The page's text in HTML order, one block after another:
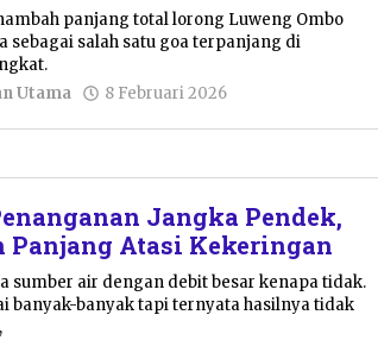
panjang total lorong Luweng Ombo
sebagai salah satu goa terpanjang di
Utama
8 Februari 2026
Azizah
Jangka Pendek,
Panjang Atasi Kekeringan
sumber air dengan debit besar kenapa tidak.
banyak-banyak tapi ternyata hasilnya tidak